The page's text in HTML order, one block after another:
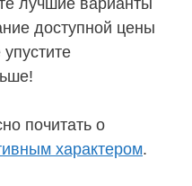
лучшие варианты
доступной цены
почитать о
характером.